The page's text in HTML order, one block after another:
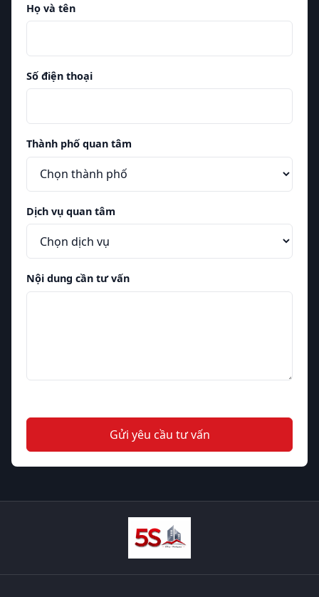
Họ và tên
Số điện thoại
Thành phố quan tâm
Dịch vụ quan tâm
Nội dung cần tư vấn
Gửi yêu cầu tư vấn